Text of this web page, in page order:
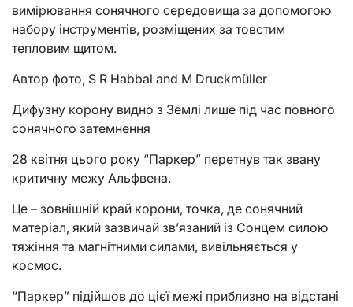
вимірювання сонячного середовища за допомогою
набору інструментів, розміщених за товстим
тепловим щитом.
Автор фото, S R Habbal and M Druckmüller
Дифузну корону видно з Землі лише під час повного
сонячного затемнення
28 квітня цього року “Паркер” перетнув так звану
критичну межу Альфвена.
Це – зовнішній край корони, точка, де сонячний
матеріал, який зазвичай зв’язаний із Сонцем силою
тяжіння та магнітними силами, вивільняється у
космос.
“Паркер” підійшов до цієї межі приблизно на відстані